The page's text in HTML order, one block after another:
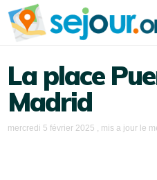
La place
Madrid
mercredi 5 février 2025 , mis a jour le